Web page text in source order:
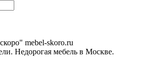
mebel-skoro.ru
Недорогая мебель в Москве.